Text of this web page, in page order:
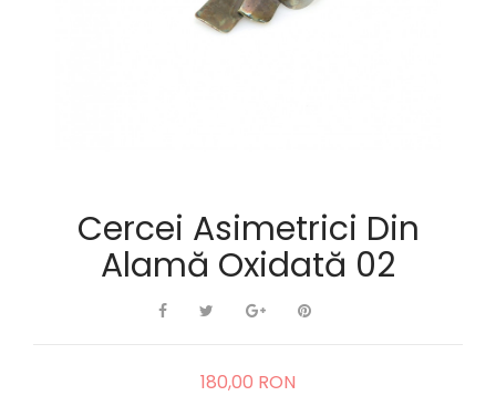
Cercei Asimetrici Din
Alamă Oxidată 02
180,00 RON